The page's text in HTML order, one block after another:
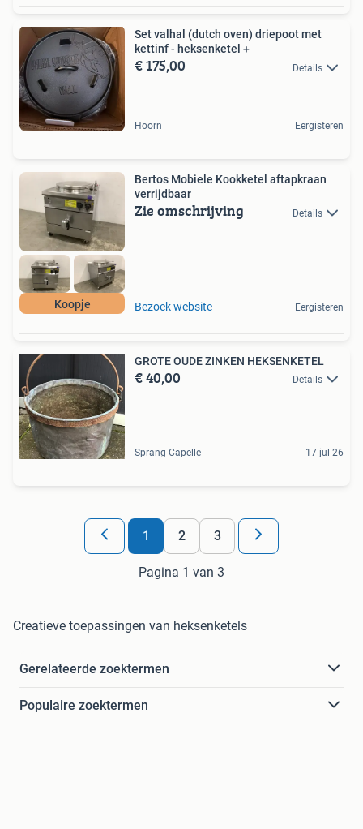
Set valhal (dutch oven) driepoot met
kettinf - heksenketel +
€ 175,00 Details
Hoorn Eergisteren
Koopje
Bertos Mobiele Kookketel aftapkraan
verrijdbaar
Zie omschrijving Details
Bezoek website Eergisteren
GROTE OUDE ZINKEN HEKSENKETEL
€ 40,00 Details
Sprang-Capelle 17 jul 26
1 2 3
Pagina 1 van 3
Creatieve toepassingen van heksenketels
Gerelateerde zoektermen
Populaire zoektermen